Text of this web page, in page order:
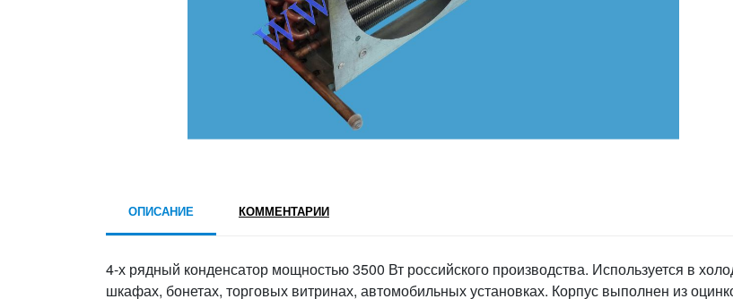
ОПИСАНИЕ КОММЕНТАРИИ
4-х рядный конденсатор мощностью 3500 Вт российского производства. Используется в
шкафах, бонетах, торговых витринах, автомобильных установках. Корпус выполнен из